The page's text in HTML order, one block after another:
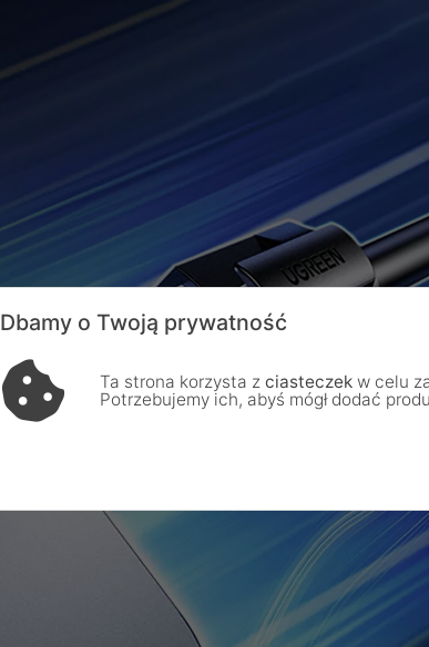
Dbamy o Twoją prywatność
Ta strona korzysta z ciasteczek w celu
Potrzebujemy ich, abyś mógł dodać